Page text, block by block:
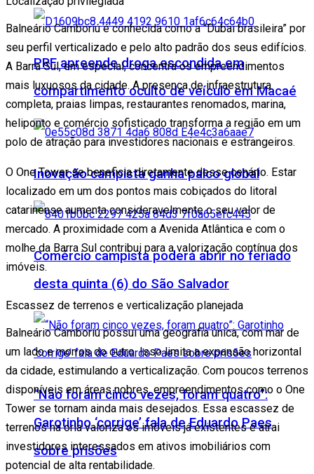
PRF apreende droga escondida em
compartimento oculto de veículo em Macaé
Inovação campista ganha palco global
Comércio campista poderá abrir no feriado
desta quinta (6) do São Salvador
“Não foram cinco vezes, foram quatro”:
Garotinho ‘corrige’ fala de Eduardo Paes
sobre prisões
Balneário Camboriú é conhecida como a “Dubai brasileira” por
seu perfil verticalizado e pelo alto padrão dos seus edifícios.
A Barra Sul, em especial, concentra os empreendimentos
mais luxuosos da cidade. A presença de infraestrutura
completa, praias limpas, restaurantes renomados, marina,
heliponto e comércio sofisticado transforma a região em um
polo de atração para investidores nacionais e estrangeiros.
O One Tower se beneficia diretamente desse cenário. Estar
localizado em um dos pontos mais cobiçados do litoral
catarinense aumenta consideravelmente o seu valor de
mercado. A proximidade com a Avenida Atlântica e com o
molhe da Barra Sul contribui para a valorização contínua dos
imóveis.
Escassez de terrenos e verticalização planejada
Balneário Camboriú possui uma geografia única, com mar de
um lado e morros do outro. Isso limita a expansão horizontal
da cidade, estimulando a verticalização. Com poucos terrenos
disponíveis em áreas nobres, empreendimentos como o One
Tower se tornam ainda mais desejados. Essa escassez de
terrenos na orla valoriza os imóveis já existentes e atrai
investidores interessados em ativos imobiliários com
potencial de alta rentabilidade.